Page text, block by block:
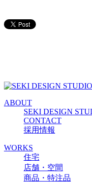
ABOUT
SEKI DESIGN
CONTACT
採用情報
WORKS
住宅
店舗・空間
商品・特注品